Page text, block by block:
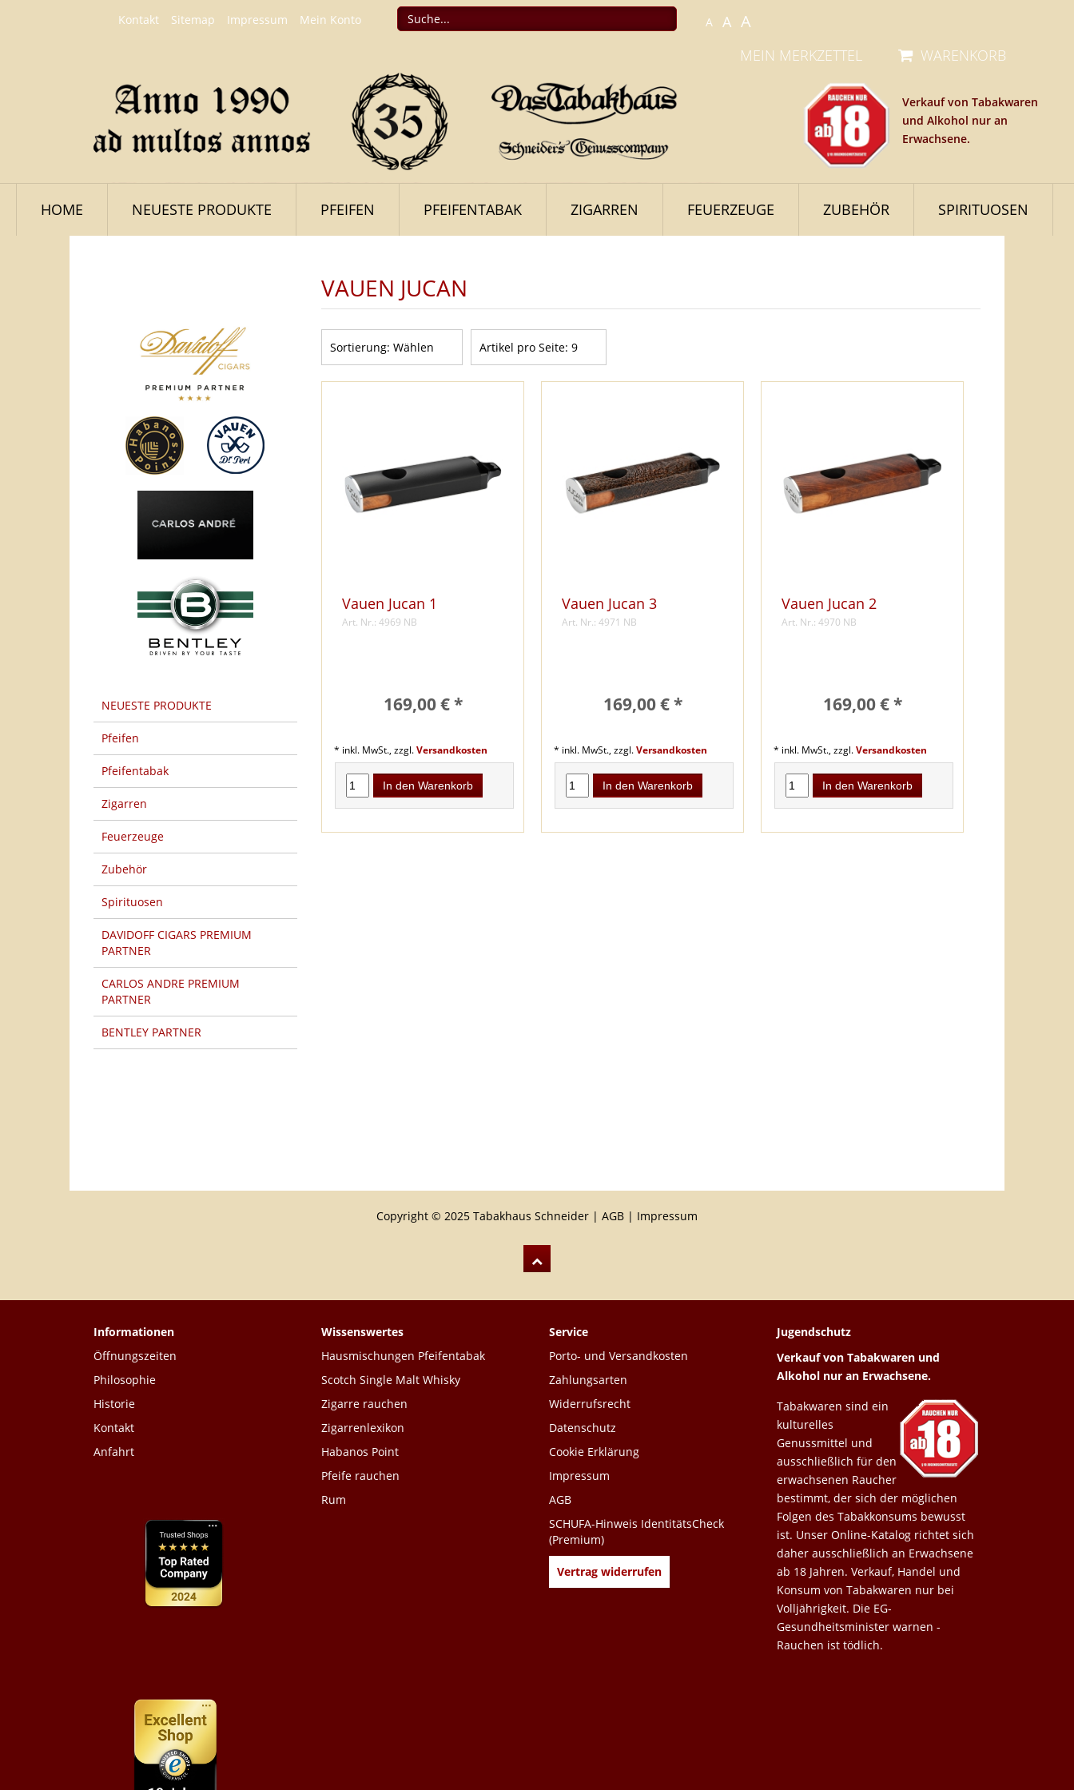
Kontakt Sitemap Impressum Mein Konto A A A
WARENKORB
Verkauf von Tabakwaren
und Alkohol nur an
Erwachsene.
MEIN MERKZETTEL
HOME NEUESTE PRODUKTE PFEIFEN PFEIFENTABAK ZIGARREN FEUERZEUGE ZUBEHÖR SPIRITUOSEN
NEUESTE PRODUKTE
Pfeifen
Pfeifentabak
Zigarren
Feuerzeuge
Zubehör
Spirituosen
DAVIDOFF CIGARS PREMIUM
PARTNER
CARLOS ANDRE PREMIUM
PARTNER
BENTLEY PARTNER
VAUEN JUCAN
Sortierung: Wählen Artikel pro Seite: 9
Vauen Jucan 1
Art. Nr.: 4969 NB
169,00 € *
* inkl. MwSt., zzgl.Versandkosten
In den Warenkorb
Vauen Jucan 3
Art. Nr.: 4971 NB
169,00 € *
* inkl. MwSt., zzgl.Versandkosten
In den Warenkorb
Vauen Jucan 2
Art. Nr.: 4970 NB
169,00 € *
* inkl. MwSt., zzgl.Versandkosten
In den Warenkorb
Copyright © 2025 Tabakhaus Schneider | AGB | Impressum
Informationen
Öffnungszeiten
Philosophie
Historie
Kontakt
Anfahrt
Wissenswertes
Hausmischungen Pfeifentabak
Scotch Single Malt Whisky
Zigarre rauchen
Zigarrenlexikon
Habanos Point
Pfeife rauchen
Rum
Service
Porto- und Versandkosten
Zahlungsarten
Widerrufsrecht
Datenschutz
Cookie Erklärung
Impressum
AGB
SCHUFA-Hinweis IdentitätsCheck
(Premium)
Vertrag widerrufen
Jugendschutz
Verkauf von Tabakwaren und
Alkohol nur an Erwachsene.
Tabakwaren sind ein
kulturelles
Genussmittel und
ausschließlich für den
erwachsenen Raucher
bestimmt, der sich der möglichen
Folgen des Tabakkonsums bewusst
ist. Unser Online-Katalog richtet sich
daher ausschließlich an Erwachsene
ab 18 Jahren. Verkauf, Handel und
Konsum von Tabakwaren nur bei
Volljährigkeit. Die EG-
Gesundheitsminister warnen -
Rauchen ist tödlich.